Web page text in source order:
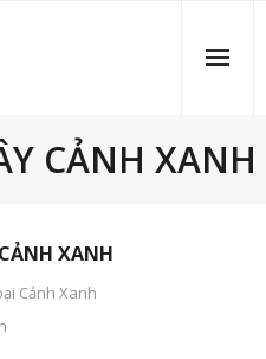
CẢNH XANH
XANH
Cảnh Xanh